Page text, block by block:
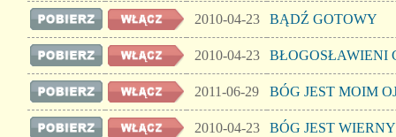
2010-04-23 BĄDŹ GOTOWY
2010-04-23 BŁOGOSŁAWIENI
2011-06-29 BÓG JEST MOIM
2010-04-23 BÓG JEST